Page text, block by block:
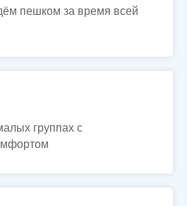
пешком за время всей
группах с